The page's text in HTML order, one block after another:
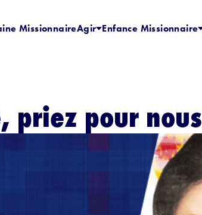
MissionnaireAgir Enfance Missionnaire
priez pour nous